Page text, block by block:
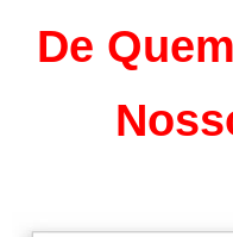
De